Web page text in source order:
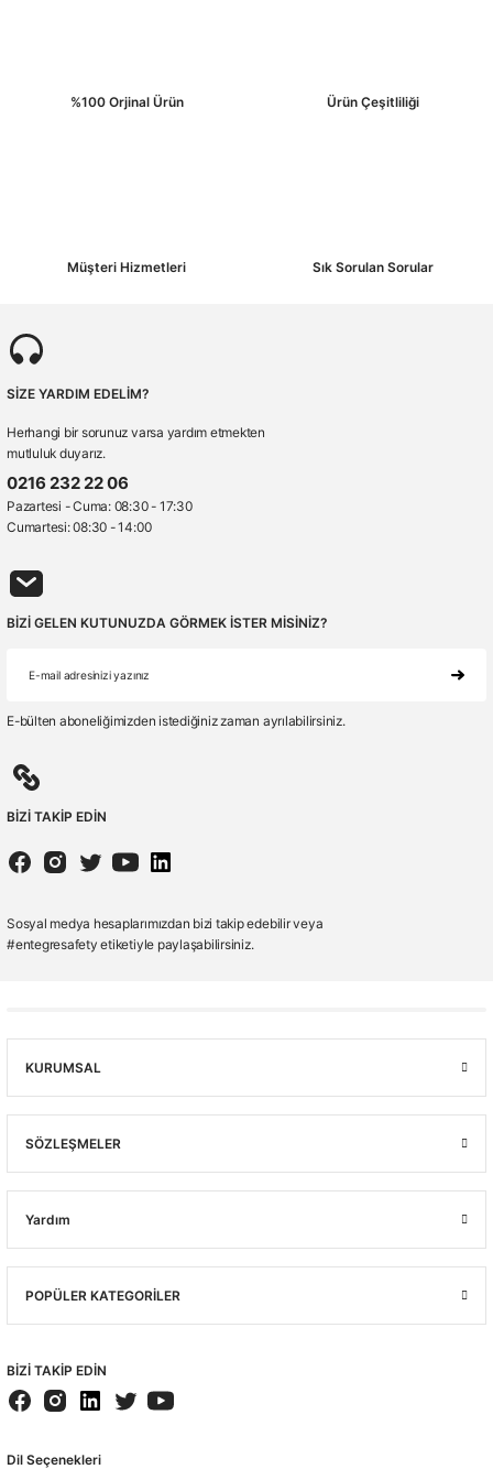
%100 Orjinal Ürün Ürün Çeşitliliği
Müşteri Hizmetleri Sık Sorulan Sorular
SİZE YARDIM EDELİM?
Herhangi bir sorunuz varsa yardım etmekten
mutluluk duyarız.
0216 232 22 06
Pazartesi - Cuma: 08:30 - 17:30
Cumartesi: 08:30 - 14:00
BİZİ GELEN KUTUNUZDA GÖRMEK İSTER MİSİNİZ?
E-bülten aboneliğimizden istediğiniz zaman ayrılabilirsiniz.
BİZİ TAKİP EDİN
Sosyal medya hesaplarımızdan bizi takip edebilir veya
#entegresafety etiketiyle paylaşabilirsiniz.
KURUMSAL
SÖZLEŞMELER
Yardım
POPÜLER KATEGORİLER
BİZİ TAKİP EDİN
Dil Seçenekleri